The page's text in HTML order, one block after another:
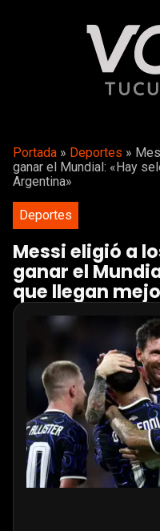
Portada » Deportes »
ganar el Mundial: «Hay
Argentina»
Deportes
Messi eligió a
ganar el
que llegan